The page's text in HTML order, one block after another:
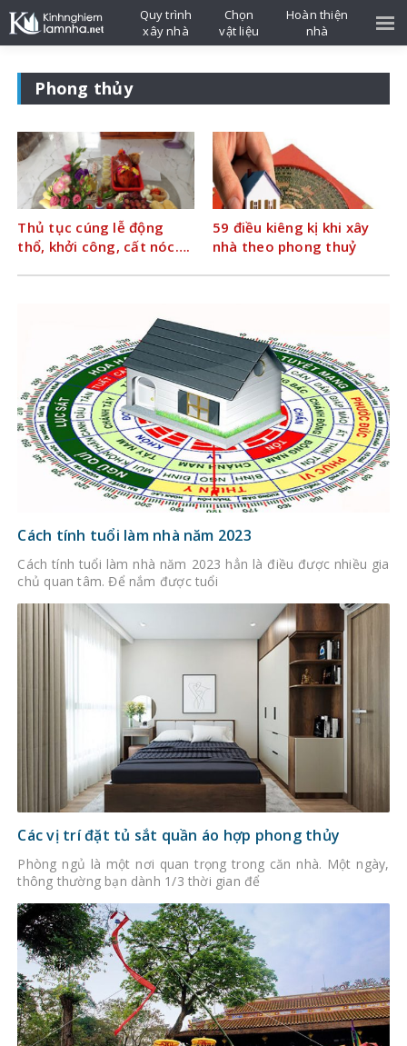
Phong thủy
Thủ tục cúng lễ động
thổ, khởi công, cất nóc….
59 điều kiêng kị khi xây
nhà theo phong thuỷ
Cách tính tuổi làm nhà năm 2023
Cách tính tuổi làm nhà năm 2023 hẳn là điều được nhiều gia
chủ quan tâm. Để nắm được tuổi
Các vị trí đặt tủ sắt quần áo hợp phong thủy
Phòng ngủ là một nơi quan trọng trong căn nhà. Một ngày,
thông thường bạn dành 1/3 thời gian để
Quy trình
xây nhà
Chọn
vật liệu
Hoàn thiện
nhà